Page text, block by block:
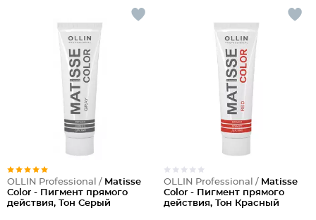
OLLIN Professional / Matisse
Color - Пигмент прямого
действия, Тон Серый
OLLIN Professional / Matisse
Color - Пигмент прямого
действия, Тон Красный